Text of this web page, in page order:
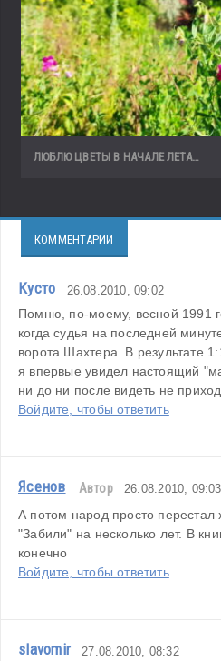
ЛЮБЛЮ ЦВЕТЫ В НАЧАЛЕ ЛЕТА…
КОММЕНТАРИИ
Кусто 26.08.2010, 09:02
Помню, по-моему, весной 1991
когда судья на последней
ворота Шахтера. В результате
я впервые увидел настоящий
ни до ни после видеть не
Войдите, чтобы ответить
Ясенов Автор 26.08.2010, 09:03
А потом народ просто перестал
"Забили" на несколько лет. В
конечно
Войдите, чтобы ответить
slavomir 27.08.2010, 08:32